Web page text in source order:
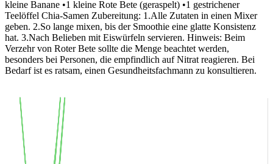
kleine Banane •1 kleine Rote Bete (geraspelt) •1 gestrichener
Teelöffel Chia-Samen Zubereitung: 1.Alle Zutaten in einen Mixer
geben. 2.So lange mixen, bis der Smoothie eine glatte Konsistenz
hat. 3.Nach Belieben mit Eiswürfeln servieren. Hinweis: Beim
Verzehr von Roter Bete sollte die Menge beachtet werden,
besonders bei Personen, die empfindlich auf Nitrat reagieren. Bei
Bedarf ist es ratsam, einen Gesundheitsfachmann zu konsultieren.